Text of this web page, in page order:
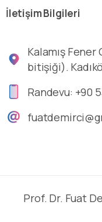
İletişimBilgileri
Kalamış
bitişiği).
Randevu: +90
Prof. Dr. Fuat